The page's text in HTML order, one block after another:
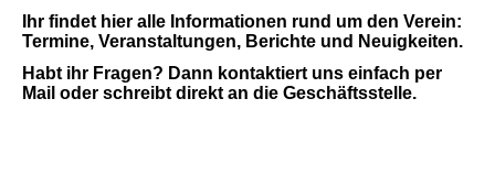
Ihr findet hier alle Informationen rund um den Verein:
Termine, Veranstaltungen, Berichte und Neuigkeiten.
Habt ihr Fragen? Dann kontaktiert uns einfach per
Mail oder schreibt direkt an die Geschäftsstelle.